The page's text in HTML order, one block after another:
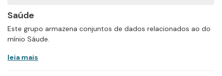
Saúde
Este grupo armazena conjuntos de dados relacionados ao do
mínio Sáude.
leia mais